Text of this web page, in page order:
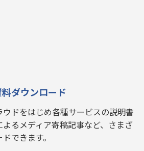
ダウンロード
ドをはじめ各種サービスの説明書
るメディア寄稿記事など、さまざ
できます。